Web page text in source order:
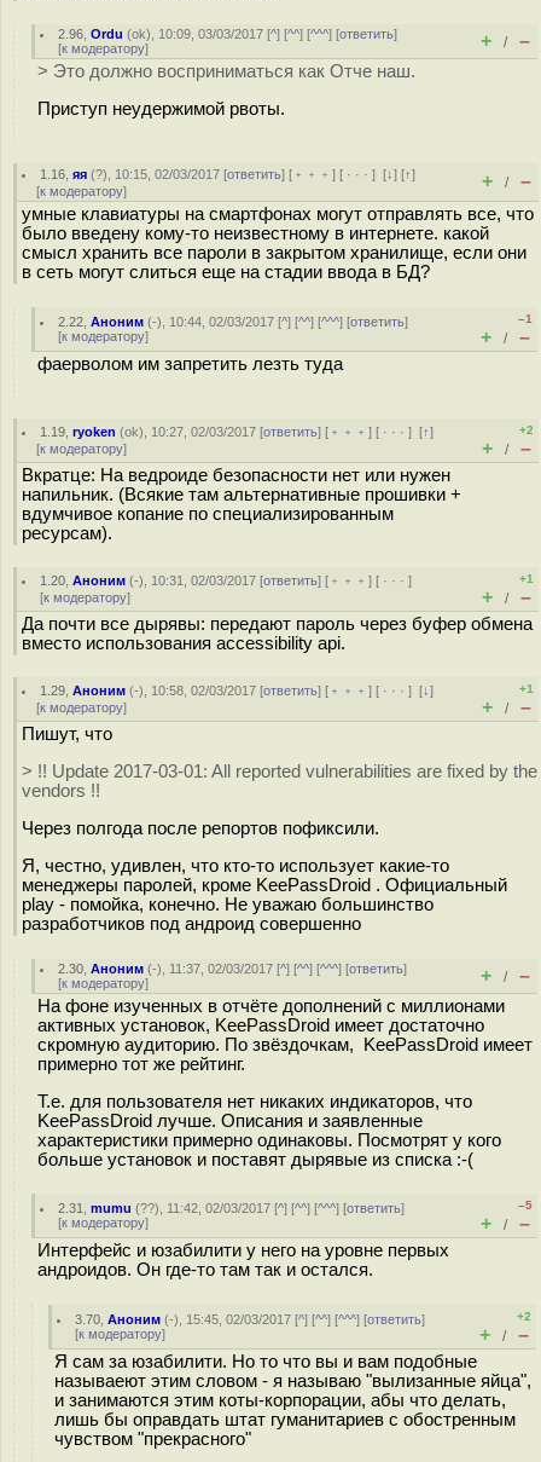
2.96 ,Ordu (ok), 10:09, 03/03/2017 [^] [^^] [^^^] [ответить]
[к модератору] + / –
> Это должно восприниматься как Отче наш.
Приступ неудержимой рвоты.
1.16 ,яя (?), 10:15, 02/03/2017 [ответить] [ ﹢﹢﹢] [ · · ·][↓] [↑]
[к модератору] + / –
умные клавиатуры на смартфонах могут отправлять все, что
было введену кому-то неизвестному в интернете. какой
смысл хранить все пароли в закрытом хранилище, если они
в сеть могут слиться еще на стадии ввода в БД?
2.22 ,Аноним (-), 10:44, 02/03/2017 [^] [^^] [^^^] [ответить]
[к модератору]
–1
+ / –
фаерволом им запретить лезть туда
1.19 ,ryoken (ok), 10:27, 02/03/2017 [ответить] [ ﹢﹢﹢] [ · · ·][↑]
[к модератору]
+2
+ / –
Вкратце: На ведроиде безопасности нет или нужен
напильник. (Всякие там альтернативные прошивки +
вдумчивое копание по специализированным
ресурсам).
1.20 ,Аноним (-), 10:31, 02/03/2017 [ответить] [ ﹢﹢﹢] [ · · ·]
[к модератору]
+1
+ / –
Да почти все дырявы: передают пароль через буфер обмена
вместо использования accessibility api.
1.29 ,Аноним (-), 10:58, 02/03/2017 [ответить] [ ﹢﹢﹢] [ · · ·][↓]
[к модератору]
+1
+ / –
Пишут, что
> !! Update 2017-03-01: All reported vulnerabilities are fixed by the
vendors !!
Через полгода после репортов пофиксили.
Я, честно, удивлен, что кто-то использует какие-то
менеджеры паролей, кроме KeePassDroid . Официальный
play - помойка, конечно. Не уважаю большинство
разработчиков под андроид совершенно
2.30 ,Аноним (-), 11:37, 02/03/2017 [^] [^^] [^^^] [ответить]
[к модератору] + / –
На фоне изученных в отчёте дополнений с миллионами
активных установок, KeePassDroid имеет достаточно
скромную аудиторию. По звёздочкам, KeePassDroid имеет
примерно тот же рейтинг.
Т.е. для пользователя нет никаких индикаторов, что
KeePassDroid лучше. Описания и заявленные
характеристики примерно одинаковы. Посмотрят у кого
больше установок и поставят дырявые из списка :-(
2.31 ,mumu (??), 11:42, 02/03/2017 [^] [^^] [^^^] [ответить]
[к модератору]
–5
+ / –
Интерфейс и юзабилити у него на уровне первых
андроидов. Он где-то там так и остался.
3.70 ,Аноним (-), 15:45, 02/03/2017 [^] [^^] [^^^] [ответить]
[к модератору]
+2
+ / –
Я сам за юзабилити. Но то что вы и вам подобные
называеют этим словом - я называю "вылизанные яйца",
и занимаются этим коты-корпорации, абы что делать,
лишь бы оправдать штат гуманитариев с обостренным
чувством "прекрасного"